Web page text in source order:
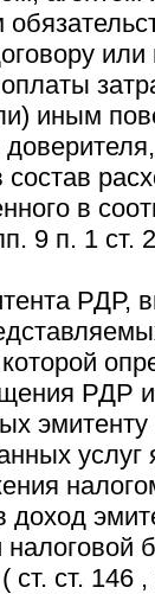
иным
в
9 п. 1 ст.
РДР,
РДР
услуг
доход
налоговой
ст. ст. 146